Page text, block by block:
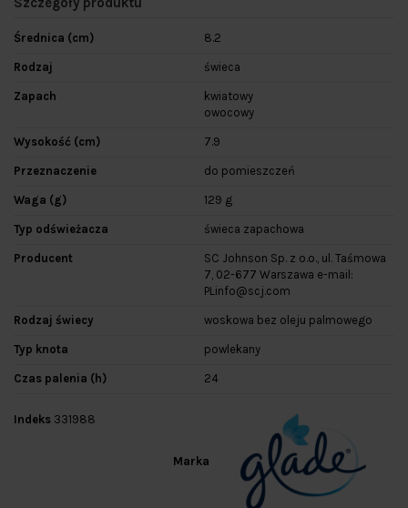
Średnica (cm) 8.2
Rodzaj świeca
Zapach
kwiatowy
owocowy
Wysokość (cm) 7.9
Przeznaczenie do pomieszczeń
Waga (g) 129 g
Typ odświeżacza świeca zapachowa
Producent
SC Johnson Sp. z o.o., ul. Taśmowa
7, 02-677 Warszawa e-mail:
PLinfo@scj.com
Rodzaj świecy woskowa bez oleju palmowego
Typ knota powlekany
Czas palenia (h) 24
Marka
Indeks 331988